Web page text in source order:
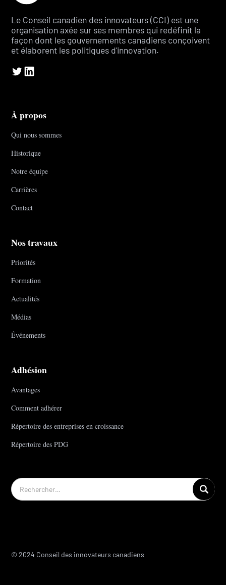
Le Conseil canadien des innovateurs (CCI) est une
organisation axée sur ses membres qui redéfinit la
façon dont les gouvernements canadiens conçoivent
et élaborent les politiques d'innovation.
À propos
Qui nous sommes
Historique
Notre équipe
Carrières
Contact
Nos travaux
Priorités
Formation
Actualités
Médias
Événements
Adhésion
Avantages
Comment adhérer
Répertoire des entreprises en croissance
Répertoire des PDG
© 2024 Conseil des innovateurs canadiens